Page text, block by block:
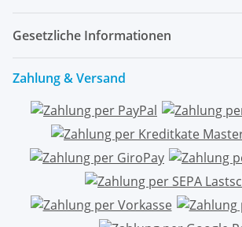
Gesetzliche Informationen
Zahlung & Versand